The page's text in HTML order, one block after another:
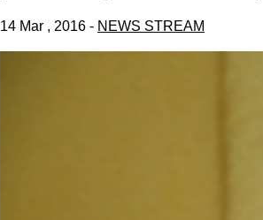
14 Mar , 2016 - NEWS STREAM